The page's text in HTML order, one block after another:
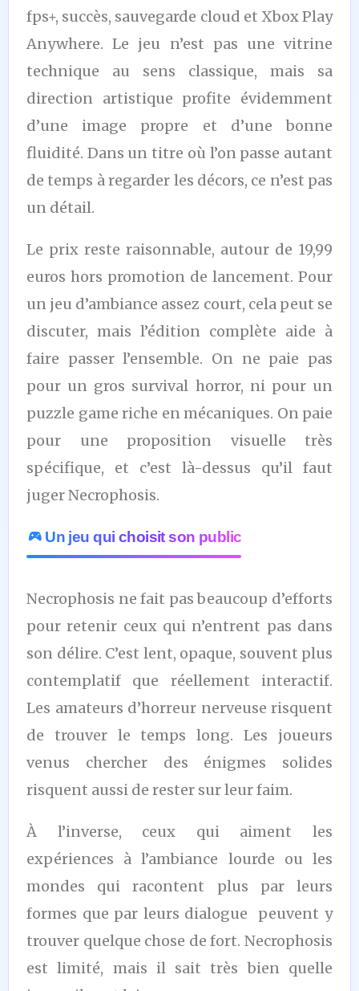
fps+, succès, sauvegarde cloud et Xbox Play
Anywhere. Le jeu n’est pas une vitrine
technique au sens classique, mais sa
direction artistique profite évidemment
d’une image propre et d’une bonne
fluidité. Dans un titre où l’on passe autant
de temps à regarder les décors, ce n’est pas
un détail.
Le prix reste raisonnable, autour de 19,99
euros hors promotion de lancement. Pour
un jeu d’ambiance assez court, cela peut se
discuter, mais l’édition complète aide à
faire passer l’ensemble. On ne paie pas
pour un gros survival horror, ni pour un
puzzle game riche en mécaniques. On paie
pour une proposition visuelle très
spécifique, et c’est là-dessus qu’il faut
juger Necrophosis.
Un jeu qui choisit son public
Necrophosis ne fait pas beaucoup d’efforts
pour retenir ceux qui n’entrent pas dans
son délire. C’est lent, opaque, souvent plus
contemplatif que réellement interactif.
Les amateurs d’horreur nerveuse risquent
de trouver le temps long. Les joueurs
venus chercher des énigmes solides
risquent aussi de rester sur leur faim.
À l’inverse, ceux qui aiment les
expériences à l’ambiance lourde ou les
mondes qui racontent plus par leurs
formes que par leurs dialogue peuvent y
trouver quelque chose de fort. Necrophosis
est limité, mais il sait très bien quelle